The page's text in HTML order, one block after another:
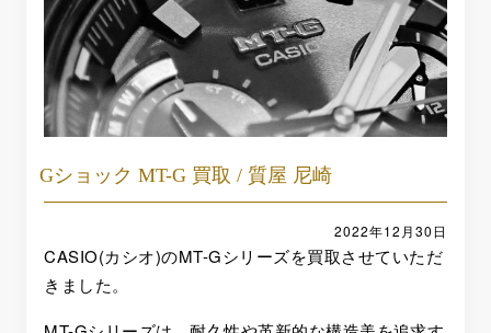
Gショック MT-G 買取 / 質屋 尼崎
2022年12月30日
CASIO(カシオ)のMT-Gシリーズを買取させていただ
きました。